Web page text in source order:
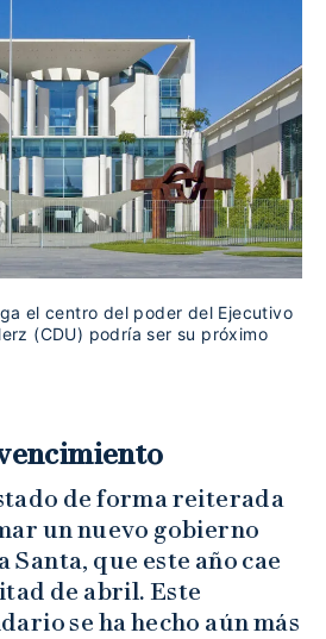
el centro del poder del Ejecutivo
(CDU) podría ser su próximo
de forma reiterada
un nuevo gobierno
Santa, que este año cae
de abril. Este
se ha hecho aún más